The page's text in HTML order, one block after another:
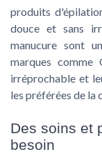
produits
douce et sans
manucure sont
marques comme
irréprochable et
les préférées de la
Des soins et
besoin